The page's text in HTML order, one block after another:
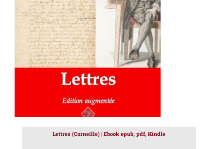
AJOUTER AU PANIER DÉTAILS
Lettres (Corneille) | Ebook epub, pdf, Kindle